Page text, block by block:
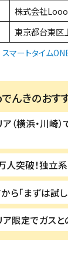
株式会社Looop
東京都台東区
マートタイム
んきのおす
（横浜・川崎
人突破！独立
ら「まずは試
限定でガスと